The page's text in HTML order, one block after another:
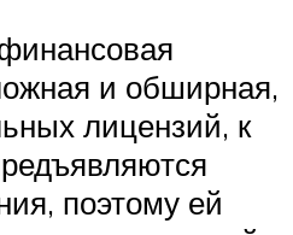
и обширная,
лицензий, к
поэтому ей